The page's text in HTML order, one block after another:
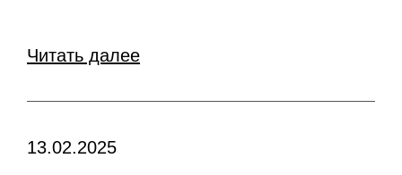
Читать далее
13.02.2025